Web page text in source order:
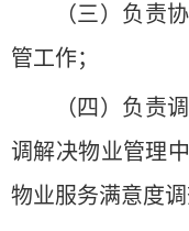
（三）负责
管工作；
（四）负责
调解决物业管理
物业服务满意度调